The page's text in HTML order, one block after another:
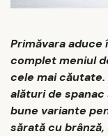
Primăvara
complet meniul
cele mai căutate.
alături de
bune variante
sărată cu